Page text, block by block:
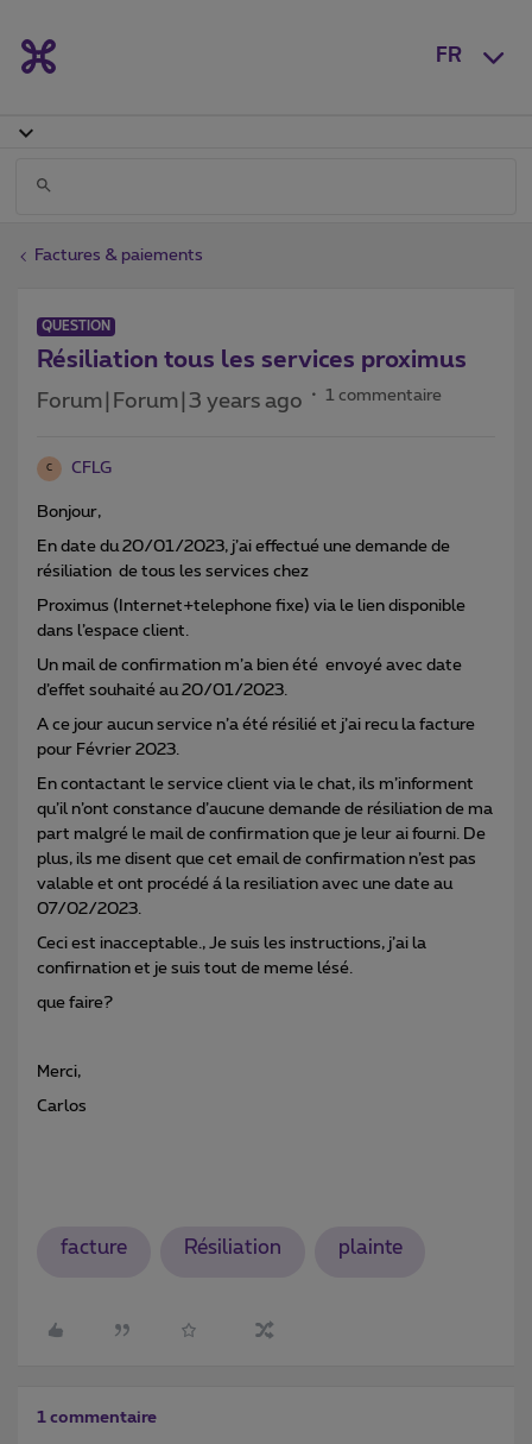
FR
Factures & paiements
QUESTION
Résiliation tous les services proximus
Forum|Forum|3 years ago 1 commentaire
C CFLG
Bonjour,
En date du 20/01/2023, j’ai effectué une demande de
résiliation de tous les services chez
Proximus (Internet+telephone fixe) via le lien disponible
dans l’espace client.
Un mail de confirmation m’a bien été envoyé avec date
d’effet souhaité au 20/01/2023.
A ce jour aucun service n’a été résilié et j’ai recu la facture
pour Février 2023.
En contactant le service client via le chat, ils m’informent
qu’il n’ont constance d’aucune demande de résiliation de ma
part malgré le mail de confirmation que je leur ai fourni. De
plus, ils me disent que cet email de confirmation n’est pas
valable et ont procédé á la resiliation avec une date au
07/02/2023.
Ceci est inacceptable., Je suis les instructions, j’ai la
confirnation et je suis tout de meme lésé.
que faire?
Merci,
Carlos
facture Résiliation plainte
1 commentaire